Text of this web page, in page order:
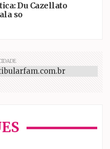
Du Cazellato
so